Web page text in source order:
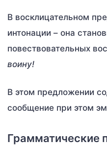
В восклицательном
интонации – она
повествовательных
воину!
В этом предложении
сообщение при этом
Грамматические